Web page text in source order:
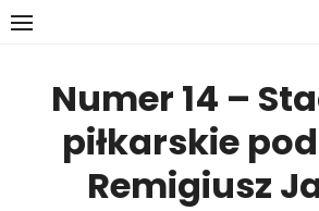
Skip
Numer 14 –
piłkarskie
Remigiusz